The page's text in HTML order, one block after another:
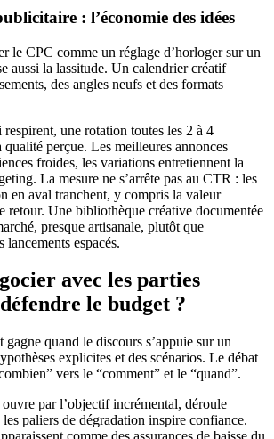
: l’économie des idées
le CPC comme un réglage d’horloger sur un
aussi la lassitude. Un calendrier créatif
des angles neufs et des formats
une rotation toutes les 2 à 4
qualité perçue. Les meilleures annonces
froides, les variations entretiennent la
La mesure ne s’arrête pas au CTR : les
en aval tranchent, y compris la valeur
retour. Une bibliothèque créative documentée
presque artisanale, plutôt que
lancements espacés.
avec les parties
le budget ?
quand le discours s’appuie sur un
explicites et des scénarios. Le débat
vers le “comment” et le “quand”.
par l’objectif incrémental, déroule
paliers de dégradation inspire confiance.